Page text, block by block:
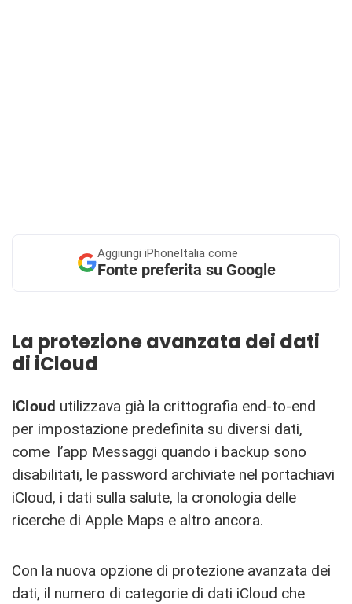
Aggiungi iPhoneItalia come
Fonte preferita su Google
La protezione avanzata dei dati
di iCloud
iCloud utilizzava già la crittografia end-to-end
per impostazione predefinita su diversi dati,
come l’app Messaggi quando i backup sono
disabilitati, le password archiviate nel portachiavi
iCloud, i dati sulla salute, la cronologia delle
ricerche di Apple Maps e altro ancora.
Con la nuova opzione di protezione avanzata dei
dati, il numero di categorie di dati iCloud che